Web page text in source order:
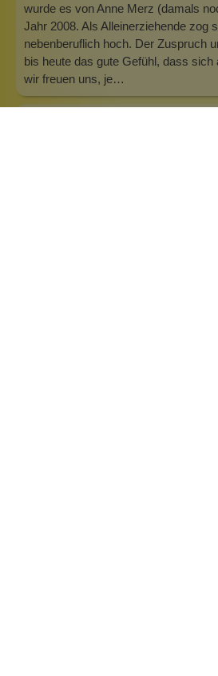
wurde es von Anne Merz (damals
Jahr 2008. Als Alleinerziehende zog
nebenberuflich hoch. Der Zuspruch
bis heute das gute Gefühl, dass sich
wir freuen uns, je…